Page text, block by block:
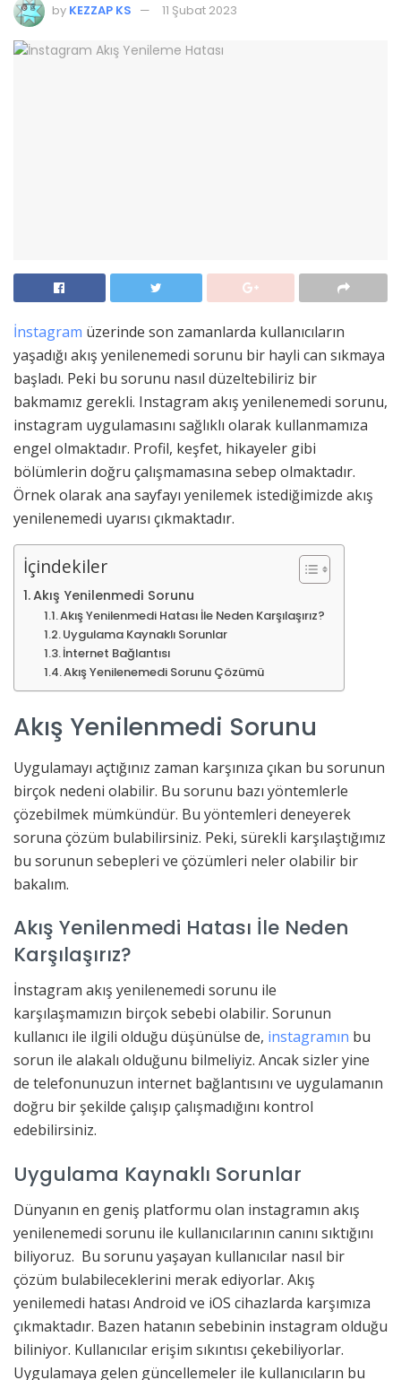
by KEZZAP KS 11 Şubat 2023
İnstagram üzerinde son zamanlarda kullanıcıların
yaşadığı akış yenilenemedi sorunu bir hayli can sıkmaya
başladı. Peki bu sorunu nasıl düzeltebiliriz bir
bakmamız gerekli. Instagram akış yenilenemedi sorunu,
instagram uygulamasını sağlıklı olarak kullanmamıza
engel olmaktadır. Profil, keşfet, hikayeler gibi
bölümlerin doğru çalışmamasına sebep olmaktadır.
Örnek olarak ana sayfayı yenilemek istediğimizde akış
yenilenemedi uyarısı çıkmaktadır.
İçindekiler
Akış Yenilenmedi Sorunu
Akış Yenilenmedi Hatası İle Neden Karşılaşırız?
Uygulama Kaynaklı Sorunlar
İnternet Bağlantısı
Akış Yenilenemedi Sorunu Çözümü
Akış Yenilenmedi Sorunu
Uygulamayı açtığınız zaman karşınıza çıkan bu sorunun
birçok nedeni olabilir. Bu sorunu bazı yöntemlerle
çözebilmek mümkündür. Bu yöntemleri deneyerek
soruna çözüm bulabilirsiniz. Peki, sürekli karşılaştığımız
bu sorunun sebepleri ve çözümleri neler olabilir bir
bakalım.
Akış Yenilenmedi Hatası İle Neden
Karşılaşırız?
İnstagram akış yenilenemedi sorunu ile
karşılaşmamızın birçok sebebi olabilir. Sorunun
kullanıcı ile ilgili olduğu düşünülse de, instagramın bu
sorun ile alakalı olduğunu bilmeliyiz. Ancak sizler yine
de telefonunuzun internet bağlantısını ve uygulamanın
doğru bir şekilde çalışıp çalışmadığını kontrol
edebilirsiniz.
Uygulama Kaynaklı Sorunlar
Dünyanın en geniş platformu olan instagramın akış
yenilenemedi sorunu ile kullanıcılarının canını sıktığını
biliyoruz. Bu sorunu yaşayan kullanıcılar nasıl bir
çözüm bulabileceklerini merak ediyorlar. Akış
yenilemedi hatası Android ve iOS cihazlarda karşımıza
çıkmaktadır. Bazen hatanın sebebinin instagram olduğu
biliniyor. Kullanıcılar erişim sıkıntısı çekebiliyorlar.
Uygulamaya gelen güncellemeler ile kullanıcıların bu